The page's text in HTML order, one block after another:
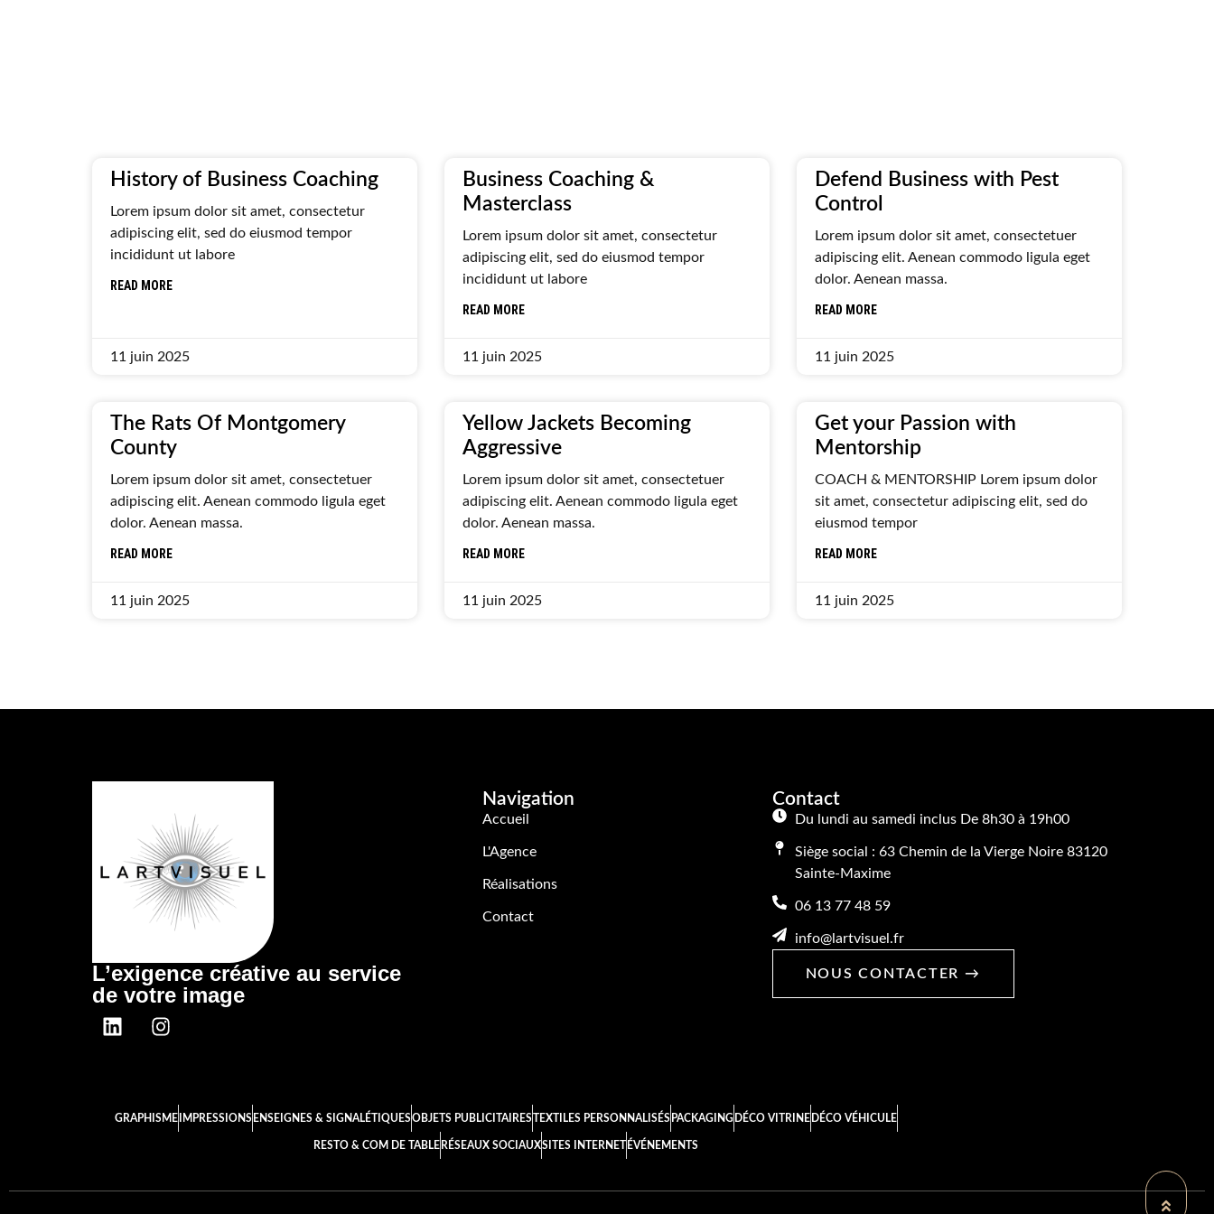
History of Business Coaching
Lorem ipsum dolor sit amet, consectetur
adipiscing elit, sed do eiusmod tempor
incididunt ut labore
READ MORE
11 juin 2025
Business Coaching &
Masterclass
Lorem ipsum dolor sit amet, consectetur
adipiscing elit, sed do eiusmod tempor
incididunt ut labore
READ MORE
11 juin 2025
Defend Business with Pest
Control
Lorem ipsum dolor sit amet, consectetuer
adipiscing elit. Aenean commodo ligula eget
dolor. Aenean massa.
READ MORE
11 juin 2025
The Rats Of Montgomery
County
Lorem ipsum dolor sit amet, consectetuer
adipiscing elit. Aenean commodo ligula eget
dolor. Aenean massa.
READ MORE
11 juin 2025
Yellow Jackets Becoming
Aggressive
Lorem ipsum dolor sit amet, consectetuer
adipiscing elit. Aenean commodo ligula eget
dolor. Aenean massa.
READ MORE
11 juin 2025
Get your Passion with
Mentorship
COACH & MENTORSHIP Lorem ipsum dolor
sit amet, consectetur adipiscing elit, sed do
eiusmod tempor
READ MORE
11 juin 2025
L’exigence créative au service
de votre image
Navigation
Accueil
L'Agence
Réalisations
Contact
Contact
Du lundi au samedi inclus De 8h30 à 19h00
Siège social : 63 Chemin de la Vierge Noire 83120
Sainte-Maxime
06 13 77 48 59
info@lartvisuel.fr
NOUS CONTACTER →
GRAPHISME IMPRESSIONS ENSEIGNES & SIGNALÉTIQUESOBJETS PUBLICITAIRESTEXTILES PERSONNALISÉS PACKAGING DÉCO VITRINE DÉCO VÉHICULE
RESTO & COM DE TABLE RÉSEAUX SOCIAUXSITES INTERNET ÉVÉNEMENTS